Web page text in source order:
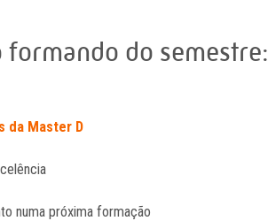
formando do semestre:
da Master D
numa próxima formação